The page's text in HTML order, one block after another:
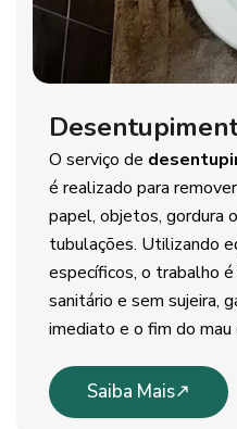
O serviço de
é realizado para
papel, objetos, gordura
tubulações. Utilizando
específicos, o trabalho
sanitário e sem sujeira,
imediato e o fim do mau
Saiba Mais